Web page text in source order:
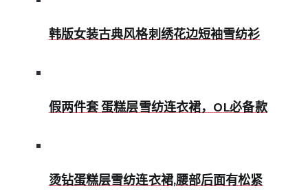
韩版女装古典风格刺绣花边短袖雪纺衫
假两件套 蛋糕层雪纺连衣裙，OL必备款
烫钻蛋糕层雪纺连衣裙,腰部后面有松紧